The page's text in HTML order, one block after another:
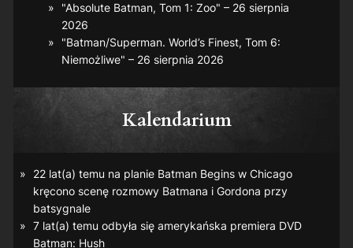
"Absolute Batman, Tom 1: Zoo" – 26 sierpnia
2026
"Batman/Superman. World’s Finest, Tom 6:
Niemożliwe" – 26 sierpnia 2026
Kalendarium
22 lat(a) temu na planie Batman Beginsw Chicago
kręcono scenę rozmowy Batmana i Gordona przy
batsygnale
7 lat(a) temu odbyła się amerykańska premiera DVD
Batman: Hush